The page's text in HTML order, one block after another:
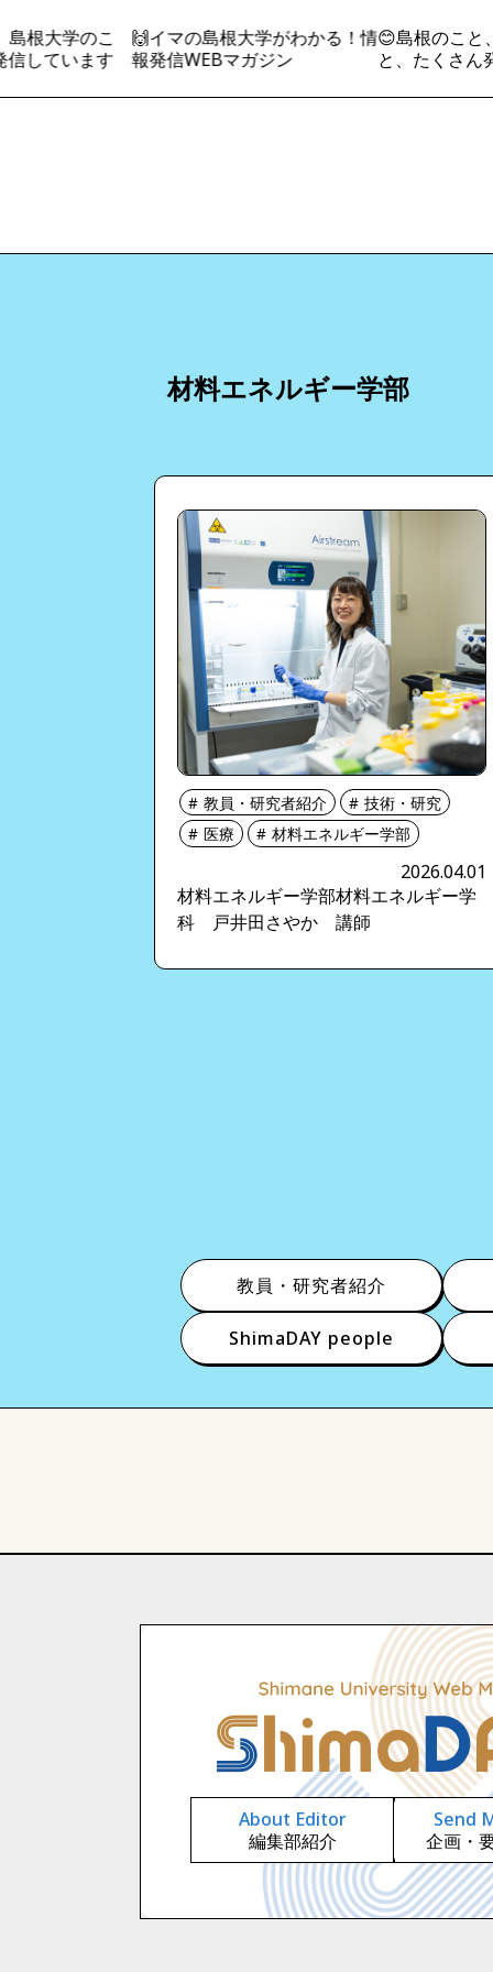
根大学のこ
しています
🙌イマの島根大学がわかる！情
報発信WEBマガジン
😊島根のこと
と、たくさん
材料エネルギー学部
教員・研究者紹介
技術・研究
医療
材料エネルギー学部
2026.04.01
材料エネルギー学部材料エネルギー学
科 戸井田さやか 講師
教員・研究者紹介
ShimaDAY people
人間科学部
材料エネルギー学部
生
教育学研究科
医学系研
サークル
スポーツ
About Editor
編集部紹介
Send
企画・